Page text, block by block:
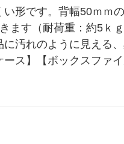
形です。背幅50ｍｍ
ます（耐荷重：約5
汚れのように見える
ス】【ボックスファ